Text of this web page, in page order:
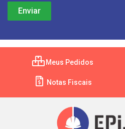
Meus Pedidos
Notas Fiscais